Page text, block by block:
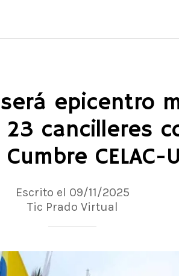
epicentro
cancilleres
CELAC-
Escrito el 09/11/2025
Tic Prado Virtual